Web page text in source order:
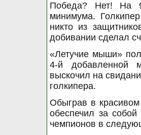
Победа? Нет! На
минимума.
никто из
добивании сделал
«Летучие мыши»
4-й добавленной
выскочил на
голкипера.
Обыграв в
обеспечил за
чемпионов в